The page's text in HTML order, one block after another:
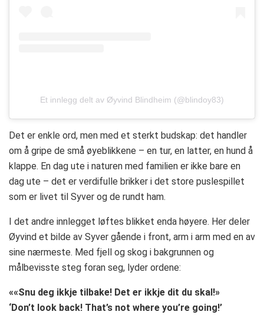
Et innlegg delt av Øyvind Blindheim (@blindoy83)
Det er enkle ord, men med et sterkt budskap: det handler
om å gripe de små øyeblikkene – en tur, en latter, en hund å
klappe. En dag ute i naturen med familien er ikke bare en
dag ute – det er verdifulle brikker i det store puslespillet
som er livet til Syver og de rundt ham.
I det andre innlegget løftes blikket enda høyere. Her deler
Øyvind et bilde av Syver gående i front, arm i arm med en av
sine nærmeste. Med fjell og skog i bakgrunnen og
målbevisste steg foran seg, lyder ordene:
««Snu deg ikkje tilbake! Det er ikkje dit du skal!»
‘Don’t look back! That’s not where you’re going!’